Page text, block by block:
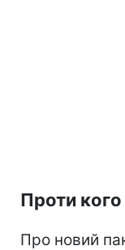
Проти кого
Про новий